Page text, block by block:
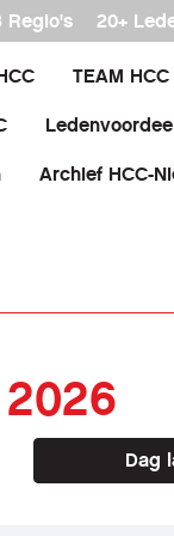
Regio's 20+
TEAM HCC
Archief HCC-
Dag